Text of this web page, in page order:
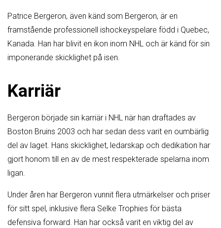
Patrice Bergeron, även känd som Bergeron, är en
framstående professionell ishockeyspelare född i Quebec,
Kanada. Han har blivit en ikon inom NHL och är känd för sin
imponerande skicklighet på isen.
Karriär
Bergeron började sin karriär i NHL när han draftades av
Boston Bruins 2003 och har sedan dess varit en oumbärlig
del av laget. Hans skicklighet, ledarskap och dedikation har
gjort honom till en av de mest respekterade spelarna inom
ligan.
Under åren har Bergeron vunnit flera utmärkelser och priser
för sitt spel, inklusive flera Selke Trophies för bästa
defensiva forward. Han har också varit en viktig del av